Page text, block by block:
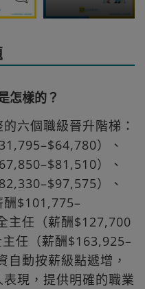
怎樣的？
六個職級晉升階梯：
）、
）、
）、
酬$101,775–
主任（薪酬$127,700
任（薪酬$163,925–
動按薪級點遞增，
現，提供明確的職業